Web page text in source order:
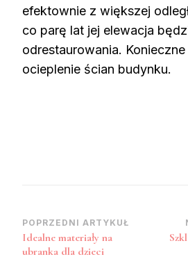
efektownie z większej
co parę lat jej elewacja
odrestaurowania.
ocieplenie ścian budynku.
Nawigacja
wpisu
POPRZEDNI ARTYKUŁ
Idealne materiały na
ubranka dla dzieci